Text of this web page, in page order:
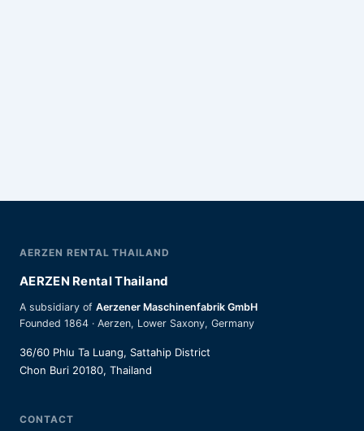
AERZEN RENTAL THAILAND
AERZEN Rental Thailand
A subsidiary of Aerzener Maschinenfabrik GmbH
Founded 1864 · Aerzen, Lower Saxony, Germany
36/60 Phlu Ta Luang, Sattahip District
Chon Buri 20180, Thailand
CONTACT